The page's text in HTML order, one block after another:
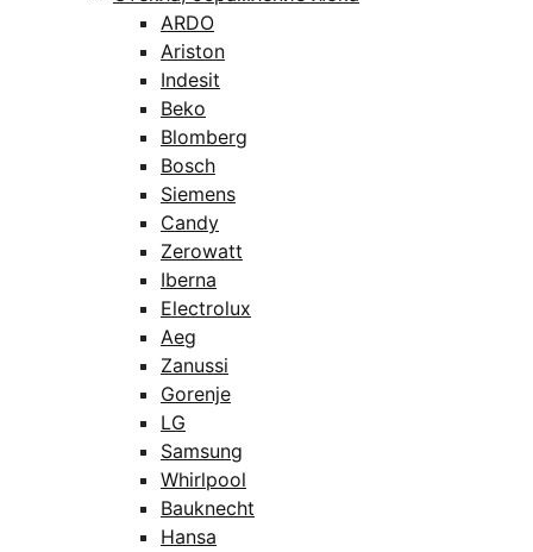
ARDO
Ariston
Indesit
Beko
Blomberg
Bosch
Siemens
Candy
Zerowatt
Iberna
Electrolux
Aeg
Zanussi
Gorenje
LG
Samsung
Whirlpool
Bauknecht
Hansa